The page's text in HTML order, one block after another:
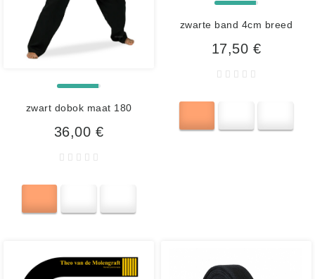
zwart dobok maat 180
36,00 €
zwarte band 4cm breed
17,50 €